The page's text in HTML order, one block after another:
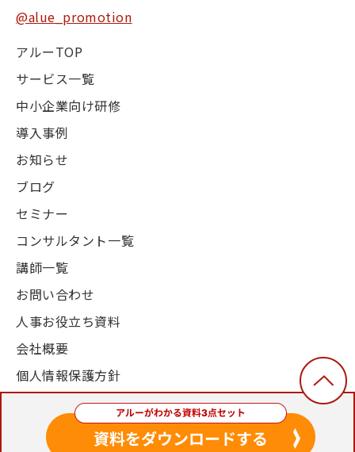
@alue_promotion
アルーTOP
サービス一覧
中小企業向け研修
導入事例
お知らせ
ブログ
セミナー
コンサルタント一覧
講師一覧
お問い合わせ
人事お役立ち資料
会社概要
個人情報保護方針
© 2003-2024, Alue Co., Ltd. All Rights Reserved.